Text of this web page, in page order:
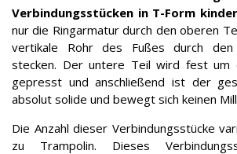
Verbindungsstücken in T-Form
nur die Ringarmatur durch den oberen
vertikale Rohr des Fußes durch den
stecken. Der untere Teil wird fest um
gepresst und anschließend ist der
absolut solide und bewegt sich keinen
Die Anzahl dieser Verbindungsstücke
zu Trampolin. Dieses